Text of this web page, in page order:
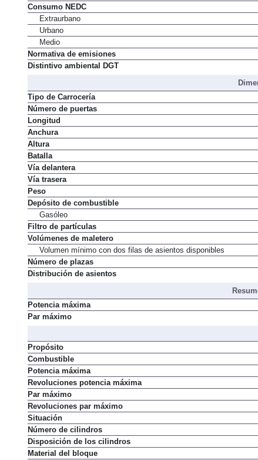
Consumo NEDC
Extraurbano
Urbano
Medio
Normativa de emisiones
Distintivo ambiental DGT
Tipo de Carrocería
Número de puertas
Longitud
Anchura
Altura
Batalla
Vía delantera
Vía trasera
Peso
Depósito de combustible
Gasóleo
Filtro de partículas
Volúmenes de maletero
Volumen mínimo con dos filas de asientos disponibles
Número de plazas
Distribución de asientos
Potencia máxima
Par máximo
Propósito
Combustible
Potencia máxima
Revoluciones potencia máxima
Par máximo
Revoluciones par máximo
Situación
Número de cilindros
Disposición de los cilindros
Material del bloque